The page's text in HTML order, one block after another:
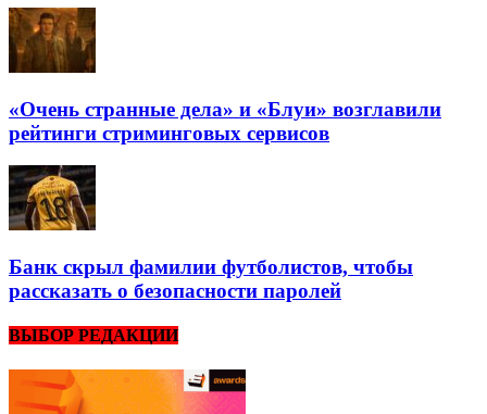
«Очень странные дела» и «Блуи» возглавили
рейтинги стриминговых сервисов
Банк скрыл фамилии футболистов, чтобы
рассказать о безопасности паролей
ВЫБОР РЕДАКЦИИ